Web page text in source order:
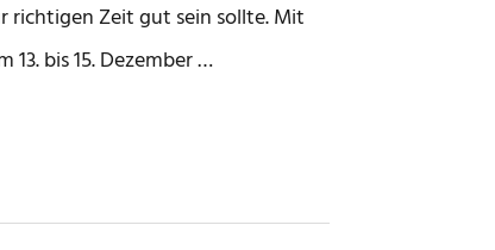
richtigen Zeit gut sein sollte. Mit
bis 15. Dezember …